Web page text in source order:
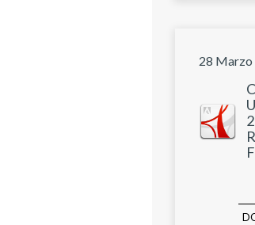
28 Marzo